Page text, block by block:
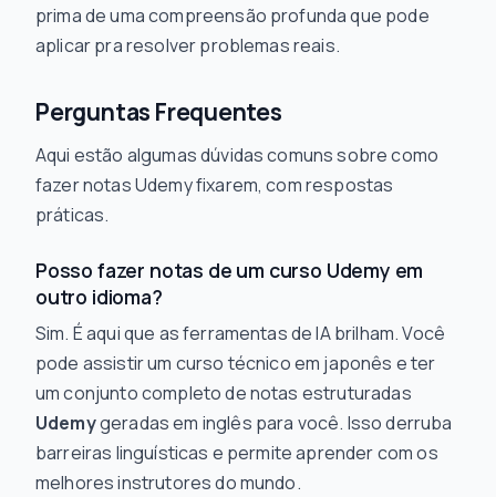
prima de uma compreensão profunda que pode
aplicar pra resolver problemas reais.
Perguntas Frequentes
Aqui estão algumas dúvidas comuns sobre como
fazer notas Udemy fixarem, com respostas
práticas.
Posso fazer notas de um curso Udemy em
outro idioma?
Sim. É aqui que as ferramentas de IA brilham. Você
pode assistir um curso técnico em japonês e ter
um conjunto completo de notas estruturadas
Udemygeradas em inglês para você. Isso derruba
barreiras linguísticas e permite aprender com os
melhores instrutores do mundo.